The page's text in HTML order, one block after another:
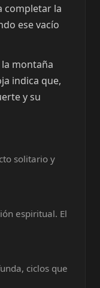
completar la
ese vacío
la montaña
indica que,
y su
solitario y
espiritual. El
ciclos que